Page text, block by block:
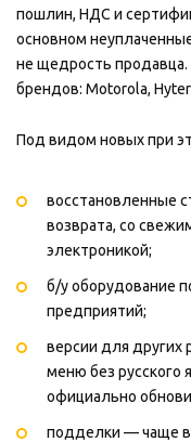
пошлин, НДС и
основном
не щедрость
брендов: Motorola,
Под видом новых при
восстановленные
возврата, со
электроникой;
б/у оборудование
предприятий;
версии для
меню без русского
официально
подделки — чаще